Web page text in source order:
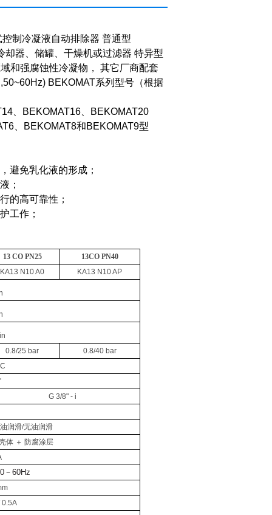
制冷凝液自动排除器 普通型
却器、储罐、干燥机或过滤器 特异型
和强腐蚀性冷凝物， 其它厂商配套
BEKOMAT系列型号（根据
BEKOMAT16
BEKOMAT20
BEKOMAT8和BEKOMAT9型
避免乳化液的形成；
；
的高可靠性；
工作；
13 CO PN25
13CO PN40
KA13 N10 A0 KA13 N10 AP
0.8/25 bar
0.8/40 bar
G 3/8" - i
润滑/无油润滑
体 ＋ 防腐涂层
－ 60Hz
0.5A